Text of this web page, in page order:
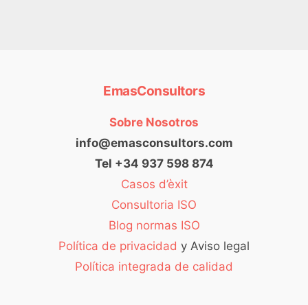
EmasConsultors
Sobre Nosotros
info@emasconsultors.com
Tel +34 937 598 874
Casos d’èxit
Consultoria ISO
Blog normas ISO
Política de privacidad y Aviso legal
Política integrada de calidad